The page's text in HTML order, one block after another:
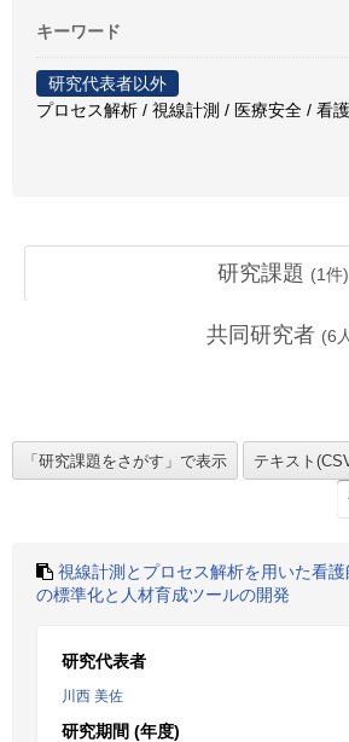
キーワード
研究代表者以外
プロセス解析 / 視線計測 / 医療安全 / 看
研究課題 (1件)
共同研究者 (6
視線計測とプロセス解析を用いた看
の標準化と人材育成ツールの開発
研究代表者
川西 美佐
研究期間 (年度)